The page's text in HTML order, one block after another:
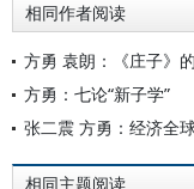
相同作者阅读
方勇 袁朗：《庄子》
方勇：七论“新子学”
张二震 方勇：经济全
相同主题阅读